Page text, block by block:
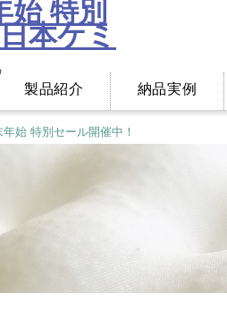
製品紹介 納品実例
年始 特別セール開催中！